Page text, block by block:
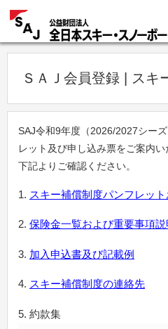
ＳＡＪ会員登録 | スキ
SAJ令和9年度（2026/2027シー
レット及び申し込み票をご案内い
下記よりご確認ください。
スキー補償制度パンフレッ
保険金一覧および重要事項
加入申込書及び記載例
スキー補償制度の連絡先
約款集